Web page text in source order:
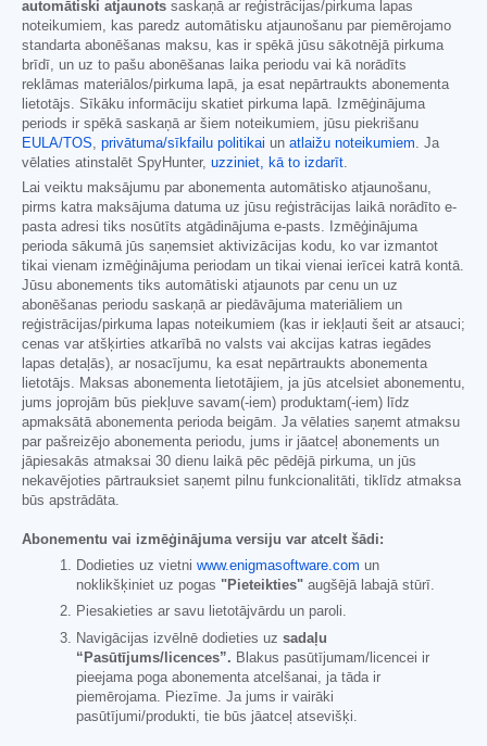
automātiski atjaunots saskaņā ar reģistrācijas/pirkuma lapas
noteikumiem, kas paredz automātisku atjaunošanu par piemērojamo
standarta abonēšanas maksu, kas ir spēkā jūsu sākotnējā pirkuma
brīdī, un uz to pašu abonēšanas laika periodu vai kā norādīts
reklāmas materiālos/pirkuma lapā, ja esat nepārtraukts abonementa
lietotājs. Sīkāku informāciju skatiet pirkuma lapā. Izmēģinājuma
periods ir spēkā saskaņā ar šiem noteikumiem, jūsu piekrišanu
EULA/TOS, privātuma/sīkfailu politikai un atlaižu noteikumiem. Ja
vēlaties atinstalēt SpyHunter, uzziniet, kā to izdarīt.
Lai veiktu maksājumu par abonementa automātisko atjaunošanu,
pirms katra maksājuma datuma uz jūsu reģistrācijas laikā norādīto e-
pasta adresi tiks nosūtīts atgādinājuma e-pasts. Izmēģinājuma
perioda sākumā jūs saņemsiet aktivizācijas kodu, ko var izmantot
tikai vienam izmēģinājuma periodam un tikai vienai ierīcei katrā kontā.
Jūsu abonements tiks automātiski atjaunots par cenu un uz
abonēšanas periodu saskaņā ar piedāvājuma materiāliem un
reģistrācijas/pirkuma lapas noteikumiem (kas ir iekļauti šeit ar atsauci;
cenas var atšķirties atkarībā no valsts vai akcijas katras iegādes
lapas detaļās), ar nosacījumu, ka esat nepārtraukts abonementa
lietotājs. Maksas abonementa lietotājiem, ja jūs atcelsiet abonementu,
jums joprojām būs piekļuve savam(-iem) produktam(-iem) līdz
apmaksātā abonementa perioda beigām. Ja vēlaties saņemt atmaksu
par pašreizējo abonementa periodu, jums ir jāatceļ abonements un
jāpiesakās atmaksai 30 dienu laikā pēc pēdējā pirkuma, un jūs
nekavējoties pārtrauksiet saņemt pilnu funkcionalitāti, tiklīdz atmaksa
būs apstrādāta.
Abonementu vai izmēģinājuma versiju var atcelt šādi:
Dodieties uz vietni www.enigmasoftware.com un
noklikšķiniet uz pogas "Pieteikties" augšējā labajā stūrī.
Piesakieties ar savu lietotājvārdu un paroli.
Navigācijas izvēlnē dodieties uz sadaļu
“Pasūtījums/licences”. Blakus pasūtījumam/licencei ir
pieejama poga abonementa atcelšanai, ja tāda ir
piemērojama. Piezīme. Ja jums ir vairāki
pasūtījumi/produkti, tie būs jāatceļ atsevišķi.